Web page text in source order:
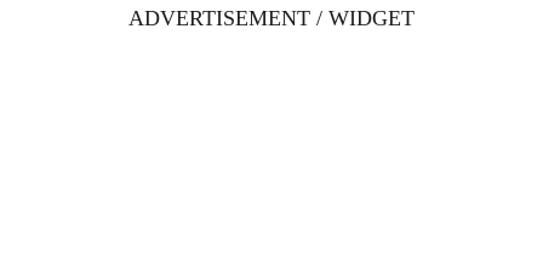
ADVERTISEMENT / WIDGET